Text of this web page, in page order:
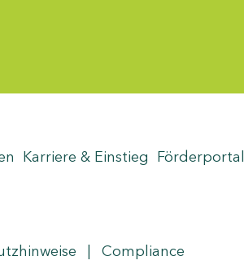
Karriere & Einstieg Förderportal
| Compliance